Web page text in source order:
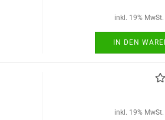
inkl. 19%
IN DEN
inkl. 19%